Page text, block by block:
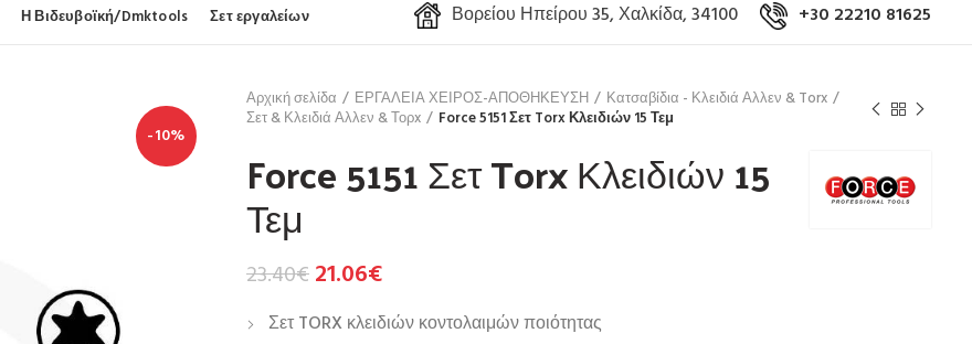
Η Βιδευβοϊκή/Dmktools Σετ εργαλείων Βορείου Ηπείρου 35, Χαλκίδα, 34100 +30 22210 81625
-10%
Αρχική σελίδα ΕΡΓΑΛΕΙΑ ΧΕΙΡΟΣ-ΑΠΟΘΗΚΕΥΣΗ
Κατσαβίδια - Κλειδιά Αλλεν & Torx
Σετ & Κλειδιά Αλλεν & Τορx
Force 5151 Σετ Torx Κλειδιών 15 Τεμ
Force 5151 Σετ Torx Κλειδιών 15
Τεμ
23.40€21.06€
Σετ TORX κλειδιών κοντολαιμών ποιότητας